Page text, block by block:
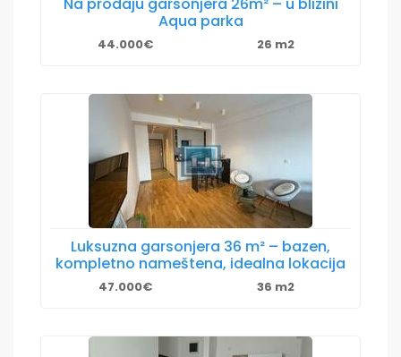
Aqua parka
44.000€ 26 m2
Luksuzna garsonjera 36 m² – bazen,
kompletno nameštena, idealna lokacija
47.000€ 36 m2